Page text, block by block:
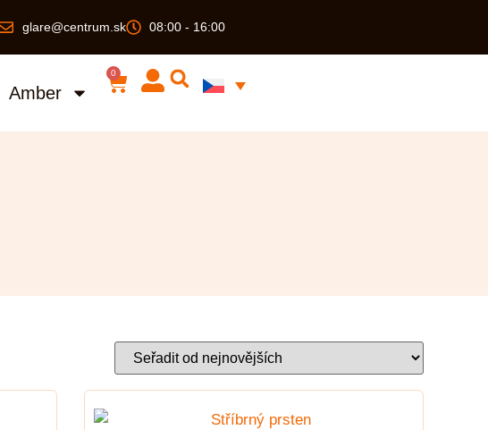
glare@centrum.sk 08:00 - 16:00
Amber
0